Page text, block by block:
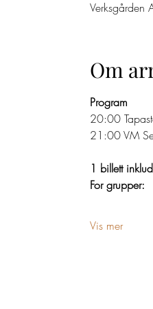
Verksgården
Om
Program
20:00
21:00 VM
1 billett
For grupper:
Vis mer